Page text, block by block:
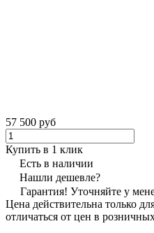
57 500 руб
Купить в 1 клик
Есть в наличии
Нашли дешевле?
Гарантия! Уточняйте у
Цена действительна только
отличаться от цен в